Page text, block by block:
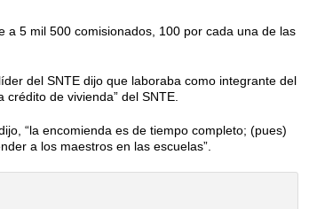
a 5 mil 500 comisionados, 100 por cada una de las
del SNTE dijo que laboraba como inte­grante del
de vivienda” del SNTE.
“la en­comienda es de tiempo completo; (pues)
a los maestros en las escuelas”.